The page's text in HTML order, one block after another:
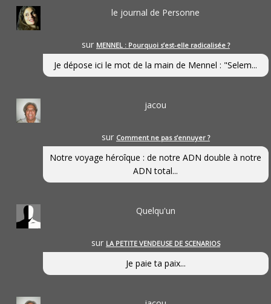
le journal de Personne
sur MENNEL : Pourquoi s’est-elle radicalisée ?
Je dépose ici le mot de la main de Mennel : "Selem...
jacou
sur Comment ne pas s’ennuyer ?
Notre voyage héroîque : de notre ADN double à notre
ADN total...
Quelqu'un
sur LA PETITE VENDEUSE DE SCENARIOS
Je paie ta paix...